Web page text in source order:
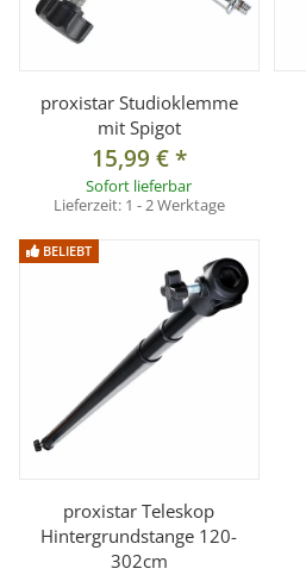
proxistar Studioklemme
mit Spigot
15,99 €*
Sofort lieferbar
Lieferzeit: 1 - 2 Werktage
BELIEBT
proxistar Teleskop
Hintergrundstange 120-
302cm